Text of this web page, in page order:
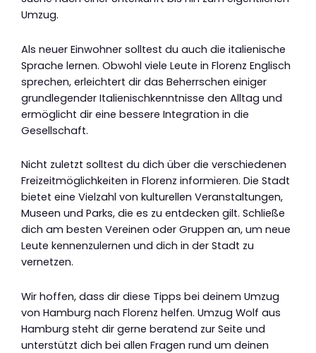
Umzug.
Als neuer Einwohner solltest du auch die italienische
Sprache lernen. Obwohl viele Leute in Florenz Englisch
sprechen, erleichtert dir das Beherrschen einiger
grundlegender Italienischkenntnisse den Alltag und
ermöglicht dir eine bessere Integration in die
Gesellschaft.
Nicht zuletzt solltest du dich über die verschiedenen
Freizeitmöglichkeiten in Florenz informieren. Die Stadt
bietet eine Vielzahl von kulturellen Veranstaltungen,
Museen und Parks, die es zu entdecken gilt. Schließe
dich am besten Vereinen oder Gruppen an, um neue
Leute kennenzulernen und dich in der Stadt zu
vernetzen.
Wir hoffen, dass dir diese Tipps bei deinem Umzug
von Hamburg nach Florenz helfen. Umzug Wolf aus
Hamburg steht dir gerne beratend zur Seite und
unterstützt dich bei allen Fragen rund um deinen